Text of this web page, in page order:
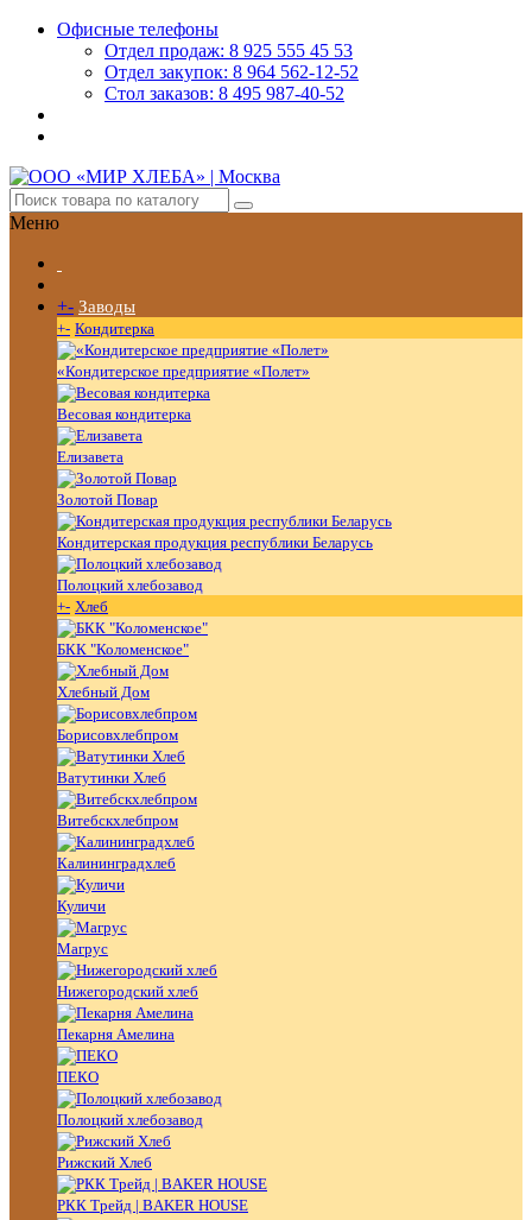
Офисные телефоны
Отдел продаж: 8 925 555 45 53
Отдел закупок: 8 964 562-12-52
Стол заказов: 8 495 987-40-52
Меню
+- Заводы
+- Кондитерка
«Кондитерское предприятие «Полет»
Весовая кондитерка
Елизавета
Золотой Повар
Кондитерская продукция республики Беларусь
Полоцкий хлебозавод
+- Хлеб
БКК "Коломенское"
Хлебный Дом
Борисовхлебпром
Ватутинки Хлеб
Витебскхлебпром
Калининградхлеб
Куличи
Магрус
Нижегородский хлеб
Пекарня Амелина
ПЕКО
Полоцкий хлебозавод
Рижский Хлеб
РКК Трейд | BAKER HOUSE